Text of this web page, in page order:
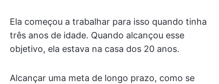
Ela começou a trabalhar para isso quando tinha
três anos de idade. Quando alcançou esse
objetivo, ela estava na casa dos 20 anos.
Alcançar uma meta de longo prazo, como se